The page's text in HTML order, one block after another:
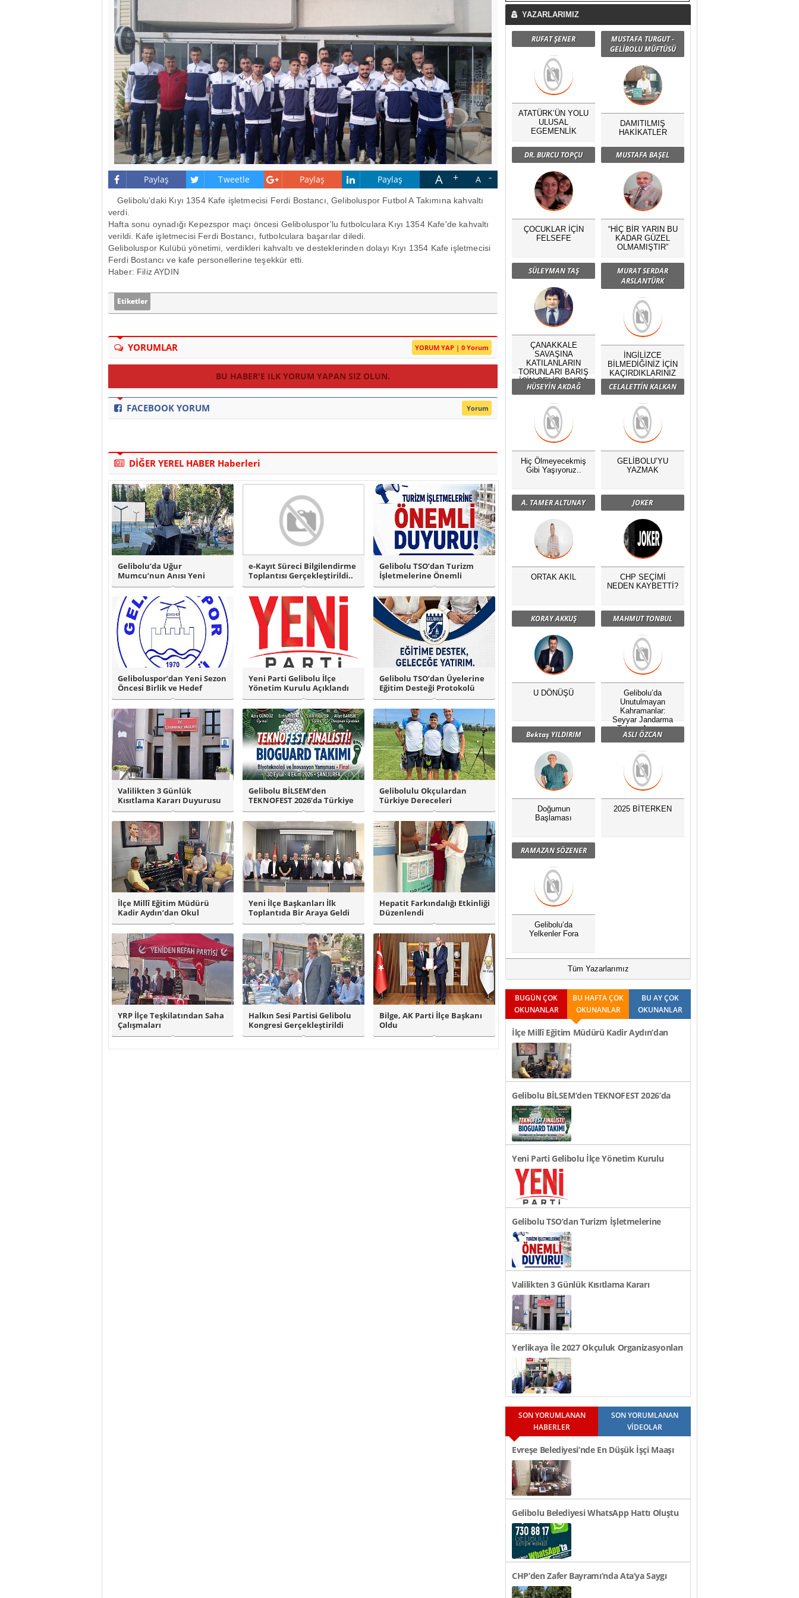
Paylaş Tweetle Paylaş Paylaş A A
Gelibolu'daki Kıyı 1354 Kafe işletmecisi Ferdi Bostancı, Geliboluspor Futbol A Takımına kahvaltı
verdi.
Hafta sonu oynadığı Kepezspor maçı öncesi Geliboluspor'lu futbolculara Kıyı 1354 Kafe'de kahvaltı
verildi. Kafe işletmecisi Ferdi Bostancı, futbolculara başarılar diledi.
Geliboluspor Kulübü yönetimi, verdikleri kahvaltı ve desteklerinden dolayı Kıyı 1354 Kafe işletmecisi
Ferdi Bostancı ve kafe personellerine teşekkür etti.
Haber: Filiz AYDIN
Etiketler
YORUMLAR YORUM YAP | 0 Yorum
BU HABER'E ILK YORUM YAPAN SIZ OLUN.
FACEBOOK YORUM Yorum
DİĞER YEREL HABER Haberleri
Gelibolu’da Uğur
Mumcu’nun Anısı Yeni
Parkta Yaşatılacak..
e-Kayıt Süreci Bilgilendirme
Toplantısı Gerçekleştirildi..
Gelibolu TSO’dan Turizm
İşletmelerine Önemli
Duyuru!
Geliboluspor’dan Yeni Sezon
Öncesi Birlik ve Hedef
Vurgusu..
Yeni Parti Gelibolu İlçe
Yönetim Kurulu Açıklandı
Gelibolu TSO’dan Üyelerine
Eğitim Desteği Protokolü
Valilikten 3 Günlük
Kısıtlama Kararı Duyurusu
Gelibolu BİLSEM’den
TEKNOFEST 2026’da Türkiye
Finali Başarıs..
Gelibolulu Okçulardan
Türkiye Dereceleri
İlçe Millî Eğitim Müdürü
Kadir Aydın’dan Okul
Ziyaretleri..
Yeni İlçe Başkanları İlk
Toplantıda Bir Araya Geldi
Hepatit Farkındalığı Etkinliği
Düzenlendi
YRP İlçe Teşkilatından Saha
Çalışmaları
Halkın Sesi Partisi Gelibolu
Kongresi Gerçekleştirildi
Bilge, AK Parti İlçe Başkanı
Oldu
YAZARLARIMIZ
RUFAT ŞENER
ATATÜRK’ÜN YOLU
ULUSAL
EGEMENLİK
MUSTAFA TURGUT -
GELİBOLU MÜFTÜSÜ
DAMITILMIŞ
HAKİKATLER
DR. BURCU TOPÇU
ÇOCUKLAR İÇİN
FELSEFE
MUSTAFA BAŞEL
“HİÇ BİR YARIN BU
KADAR GÜZEL
OLMAMIŞTIR”
SÜLEYMAN TAŞ
ÇANAKKALE
SAVAŞINA
KATILANLARIN
TORUNLARI BARIŞ
İÇİN GELİBOLU’DA
BULUŞTU
MURAT SERDAR
ARSLANTÜRK
İNGİLİZCE
BİLMEDİĞİNİZ İÇİN
KAÇIRDIKLARINIZ
NELERDİR?
HÜSEYİN AKDAĞ
Hiç Ölmeyecekmiş
Gibi Yaşıyoruz..
CELALETTİN KALKAN
GELİBOLU’YU
YAZMAK
A. TAMER ALTUNAY
ORTAK AKIL
JOKER
CHP SEÇİMİ
NEDEN KAYBETTİ?
KORAY AKKUŞ
U DÖNÜŞÜ
MAHMUT TONBUL
Gelibolu’da
Unutulmayan
Kahramanlar:
Seyyar Jandarma
Taburu Anması
Bektaş YILDIRIM
Doğumun
Başlaması
ASLI ÖZCAN
2025 BİTERKEN
RAMAZAN SÖZENER
Gelibolu’da
Yelkenler Fora
Tüm Yazarlarımız
BUGÜN ÇOK
OKUNANLAR
BU HAFTA ÇOK
OKUNANLAR
BU AY ÇOK
OKUNANLAR
İlçe Millî Eğitim Müdürü Kadir Aydın’dan
Okul Ziyaretleri..
Gelibolu BİLSEM’den TEKNOFEST 2026’da
Türkiye Finali Başarıs..
Yeni Parti Gelibolu İlçe Yönetim Kurulu
Açıklandı
Gelibolu TSO’dan Turizm İşletmelerine
Önemli Duyuru!
Valilikten 3 Günlük Kısıtlama Kararı
Duyurusu
Yerlikaya İle 2027 Okçuluk Organizasyonları
Görüşüldü..
SON YORUMLANAN
HABERLER
SON YORUMLANAN
VİDEOLAR
Evreşe Belediyesi’nde En Düşük İşçi Maaşı
48 Bin TL Oldu
Gelibolu Belediyesi WhatsApp Hattı Oluştu
CHP’den Zafer Bayramı’nda Ata’ya Saygı